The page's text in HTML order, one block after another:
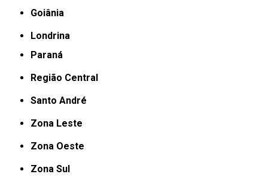
Goiânia
Londrina
Paraná
Região Central
Santo André
Zona Leste
Zona Oeste
Zona Sul